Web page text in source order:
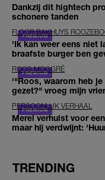
Dankzij dit hightech
schonere tanden
FLOOR BAKHUYS
'Ik kan weer eens niet
braafste burger ben
ROOS MOGGRÉ
'"Roos, waarom heb
gezet?" vroeg mijn
PERSOONLIJK VERHAAL
Merel verhuist voor
maar hij verdwijnt:
TRENDING